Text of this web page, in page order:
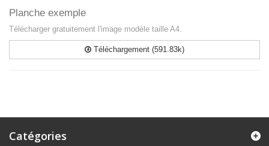
Planche exemple
Télécharger gratuitement l'image modèle taille A4.
Téléchargement (591.83k)
Catégories